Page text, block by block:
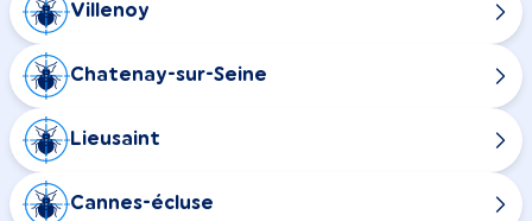
Villenoy
Chatenay-sur-Seine
Lieusaint
Cannes-écluse